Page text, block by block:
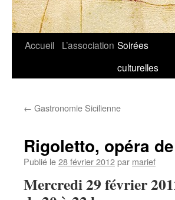
Aller
Accueil L’association Soirées
culturelles
← Gastronomie Sicilienne
Rigoletto, opéra
Publié le28 février 2012par marief
Mercredi 29 février